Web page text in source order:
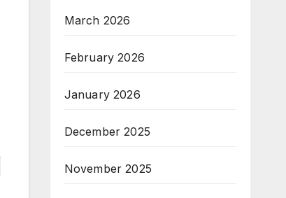
March 2026
February 2026
January 2026
December 2025
November 2025